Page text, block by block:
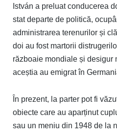
István a preluat conducerea
stat departe de politică,
administrarea terenurilor și
doi au fost martorii
războaie mondiale și desigur
aceștia au emigrat în
În prezent, la parter pot fi
obiecte care au aparținut
sau un meniu din 1948 de la